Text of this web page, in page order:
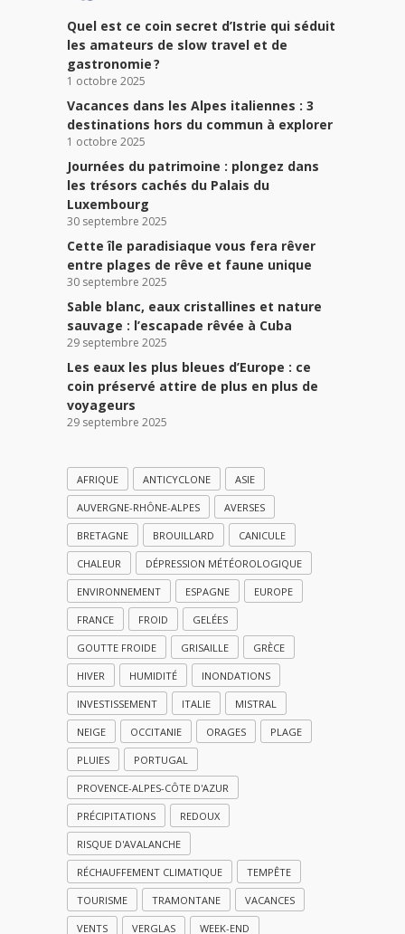
Quel est ce coin secret d’Istrie qui séduit
les amateurs de slow travel et de
gastronomie ?
1 octobre 2025
Vacances dans les Alpes italiennes : 3
destinations hors du commun à explorer
1 octobre 2025
Journées du patrimoine : plongez dans
les trésors cachés du Palais du
Luxembourg
30 septembre 2025
Cette île paradisiaque vous fera rêver
entre plages de rêve et faune unique
30 septembre 2025
Sable blanc, eaux cristallines et nature
sauvage : l’escapade rêvée à Cuba
29 septembre 2025
Les eaux les plus bleues d’Europe : ce
coin préservé attire de plus en plus de
voyageurs
29 septembre 2025
AFRIQUE ANTICYCLONE ASIE
AUVERGNE-RHÔNE-ALPES AVERSES
BRETAGNE BROUILLARD CANICULE
CHALEUR DÉPRESSION MÉTÉOROLOGIQUE
ENVIRONNEMENT ESPAGNE EUROPE
FRANCE FROID GELÉES
GOUTTE FROIDE GRISAILLE GRÈCE
HIVER HUMIDITÉ INONDATIONS
INVESTISSEMENT ITALIE MISTRAL
NEIGE OCCITANIE ORAGES PLAGE
PLUIES PORTUGAL
PROVENCE-ALPES-CÔTE D'AZUR
PRÉCIPITATIONS REDOUX
RISQUE D'AVALANCHE
RÉCHAUFFEMENT CLIMATIQUE TEMPÊTE
TOURISME TRAMONTANE VACANCES
VENTS VERGLAS WEEK-END